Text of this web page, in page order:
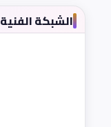
الشبكة الفنية